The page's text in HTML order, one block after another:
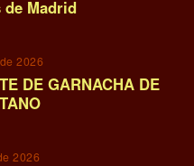
de Madrid
2026
DE GARNACHA DE
2026